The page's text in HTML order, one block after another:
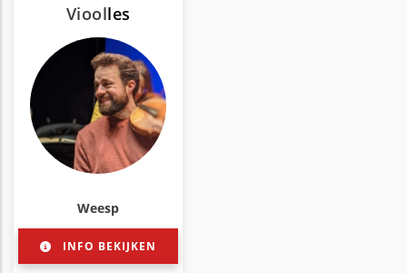
Vioolles
Weesp
INFO BEKIJKEN